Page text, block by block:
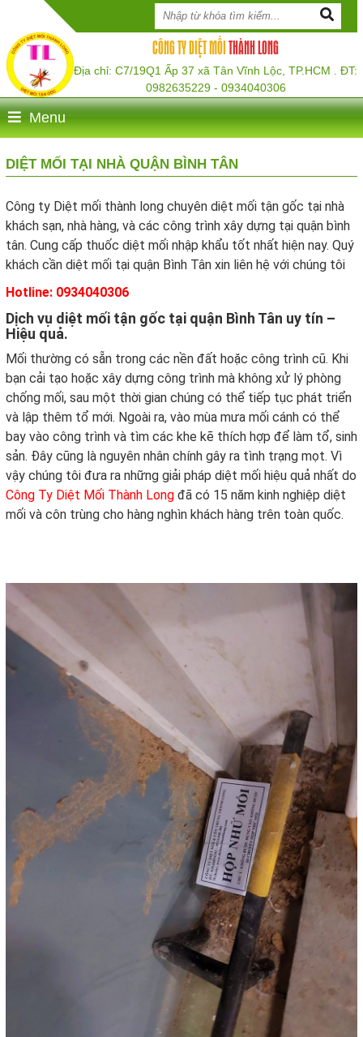
CÔNG TY DIỆT MỐITHÀNH LONG
Địa chỉ: C7/19Q1 Ấp 37 xã Tân Vĩnh Lộc, TP.HCM . ĐT:
0982635229 - 0934040306
Menu
DIỆT MỐI TẠI NHÀ QUẬN BÌNH TÂN
Công ty Diệt mối thành long chuyên diệt mối tận gốc tại nhà
khách sạn, nhà hàng, và các công trình xây dựng tại quận bình
tân. Cung cấp thuốc diệt mối nhập khẩu tốt nhất hiện nay. Quý
khách cần diệt mối tại quận Bình Tân xin liên hệ với chúng tôi
Hotline: 0934040306
Dịch vụ diệt mối tận gốc tại quận Bình Tân uy tín –
Hiệu quả.
Mối thường có sẵn trong các nền đất hoặc công trình cũ. Khi
bạn cải tạo hoặc xây dựng công trình mà không xử lý phòng
chống mối, sau một thời gian chúng có thể tiếp tục phát triển
và lập thêm tổ mới. Ngoài ra, vào mùa mưa mối cánh có thể
bay vào công trình và tìm các khe kẽ thích hợp để làm tổ, sinh
sản. Đây cũng là nguyên nhân chính gây ra tình trạng mọt. Vì
vậy chúng tôi đưa ra những giải pháp diệt mối hiệu quả nhất do
Công Ty Diệt Mối Thành Longđã có 15 năm kinh nghiệp diệt
mối và côn trùng cho hàng nghìn khách hàng trên toàn quốc.